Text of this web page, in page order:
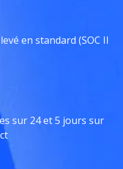
en standard (SOC II
sur 24 et 5 jours sur